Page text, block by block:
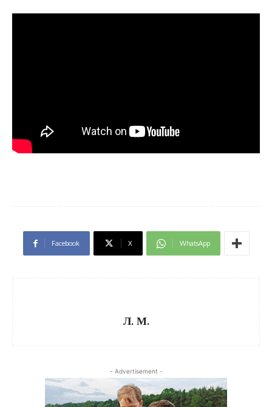
Facebook X WhatsApp
Л. М.
- Advertisement -